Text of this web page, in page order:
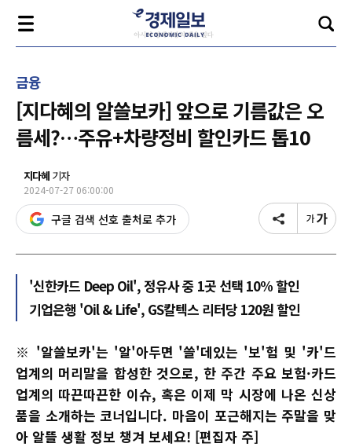
금융
[지다혜의 알쓸보카] 앞으로 기름값은 오
름세?…주유+차량정비 할인카드 톱10
지다혜 기자
2024-07-27 06:00:00
구글 검색 선호 출처로 추가
'신한카드 Deep Oil', 정유사 중 1곳 선택 10% 할인
기업은행 'Oil & Life', GS칼텍스 리터당 120원 할인
※ '알쓸보카'는 '알'아두면 '쓸'데있는 '보'험 및 '카'드
업계의 머리말을 합성한 것으로, 한 주간 주요 보험·카드
업계의 따끈따끈한 이슈, 혹은 이제 막 시장에 나온 신상
품을 소개하는 코너입니다. 마음이 포근해지는 주말을 맞
아 알뜰 생활 정보 챙겨 보세요! [편집자 주]